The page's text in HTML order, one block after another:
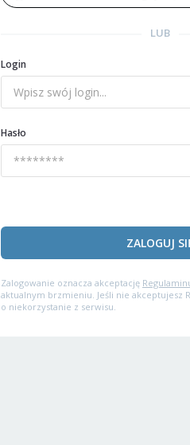
LUB
Login
Hasło
ZALOGUJ
Zalogowanie oznacza akceptację
aktualnym brzmieniu. Jeśli nie akceptujesz
o niekorzystanie z serwisu.